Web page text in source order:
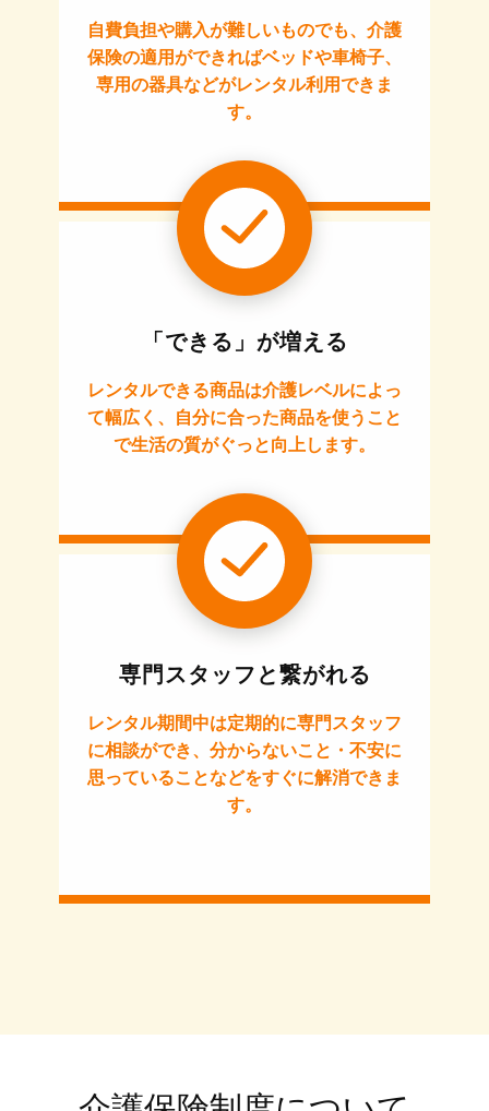
自費負担や購入が難しいものでも、介護
保険の適用ができればベッドや車椅子、
専用の器具などがレンタル利用できま
す。
「できる」が増える
レンタルできる商品は介護レベルによっ
て幅広く、自分に合った商品を使うこと
で生活の質がぐっと向上します。
専門スタッフと繋がれる
レンタル期間中は定期的に専門スタッフ
に相談ができ、分からないこと・不安に
思っていることなどをすぐに解消できま
す。